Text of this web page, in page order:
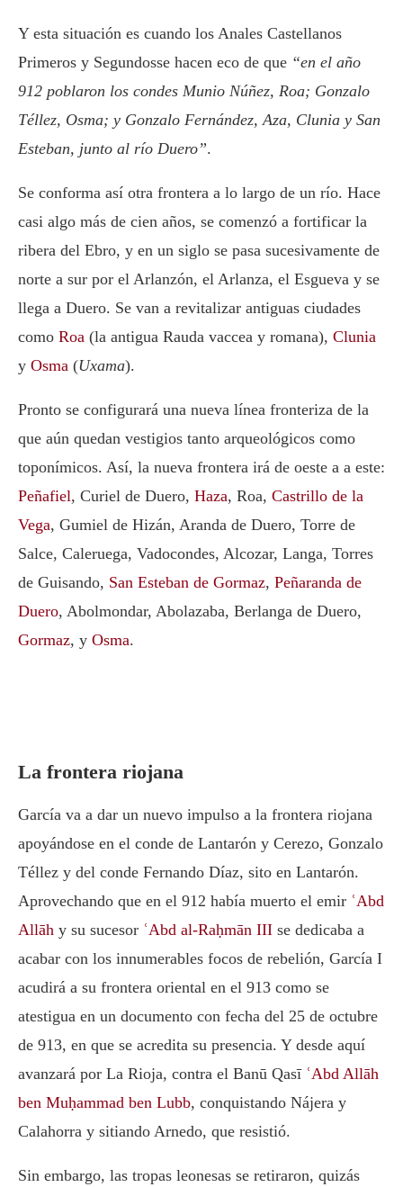
Y esta situación es cuando los Anales Castellanos
Primeros y Segundosse hacen eco de que “en el año
912 poblaron los condes Munio Núñez, Roa; Gonzalo
Téllez, Osma; y Gonzalo Fernández, Aza, Clunia y San
Esteban, junto al río Duero”.
Se conforma así otra frontera a lo largo de un río. Hace
casi algo más de cien años, se comenzó a fortificar la
ribera del Ebro, y en un siglo se pasa sucesivamente de
norte a sur por el Arlanzón, el Arlanza, el Esgueva y se
llega a Duero. Se van a revitalizar antiguas ciudades
como Roa (la antigua Rauda vaccea y romana), Clunia
y Osma (Uxama).
Pronto se configurará una nueva línea fronteriza de la
que aún quedan vestigios tanto arqueológicos como
toponímicos. Así, la nueva frontera irá de oeste a a este:
Peñafiel, Curiel de Duero, Haza, Roa, Castrillo de la
Vega, Gumiel de Hizán, Aranda de Duero, Torre de
Salce, Caleruega, Vadocondes, Alcozar, Langa, Torres
de Guisando, San Esteban de Gormaz, Peñaranda de
Duero, Abolmondar, Abolazaba, Berlanga de Duero,
Gormaz, y Osma.
La frontera riojana
García va a dar un nuevo impulso a la frontera riojana
apoyándose en el conde de Lantarón y Cerezo, Gonzalo
Téllez y del conde Fernando Díaz, sito en Lantarón.
Aprovechando que en el 912 había muerto el emir ʿAbd
Allāh y su sucesor ʿAbd al-Raḥmān III se dedicaba a
acabar con los innumerables focos de rebelión, García I
acudirá a su frontera oriental en el 913 como se
atestigua en un documento con fecha del 25 de octubre
de 913, en que se acredita su presencia. Y desde aquí
avanzará por La Rioja, contra el Banū Qasī ʿAbd Allāh
ben Muḥammad ben Lubb, conquistando Nájera y
Calahorra y sitiando Arnedo, que resistió.
Sin embargo, las tropas leonesas se retiraron, quizás